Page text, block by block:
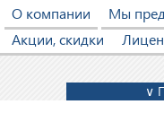
О компании Мы
Акции, скидки
∨